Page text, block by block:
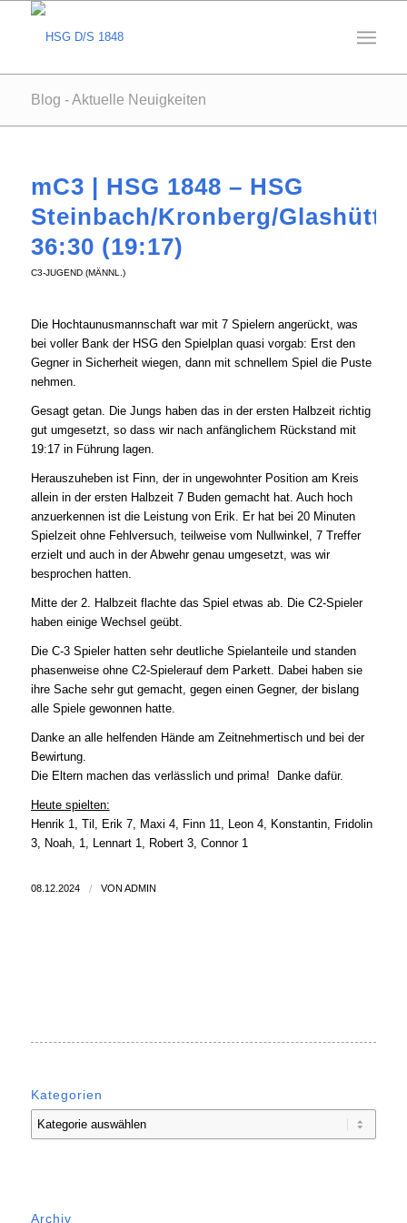
Blog - Aktuelle Neuigkeiten
mC3 | HSG 1848 – HSG
Steinbach/Kronberg/
36:30 (19:17)
C3-JUGEND (MÄNNL.)
Die Hochtaunusmannschaft war mit 7 Spielern angerückt, was
bei voller Bank der HSG den Spielplan quasi vorgab: Erst den
Gegner in Sicherheit wiegen, dann mit schnellem Spiel die Puste
nehmen.
Gesagt getan. Die Jungs haben das in der ersten Halbzeit richtig
gut umgesetzt, so dass wir nach anfänglichem Rückstand mit
19:17 in Führung lagen.
Herauszuheben ist Finn, der in ungewohnter Position am Kreis
allein in der ersten Halbzeit 7 Buden gemacht hat. Auch hoch
anzuerkennen ist die Leistung von Erik. Er hat bei 20 Minuten
Spielzeit ohne Fehlversuch, teilweise vom Nullwinkel, 7 Treffer
erzielt und auch in der Abwehr genau umgesetzt, was wir
besprochen hatten.
Mitte der 2. Halbzeit flachte das Spiel etwas ab. Die C2-Spieler
haben einige Wechsel geübt.
Die C-3 Spieler hatten sehr deutliche Spielanteile und standen
phasenweise ohne C2-Spielerauf dem Parkett. Dabei haben sie
ihre Sache sehr gut gemacht, gegen einen Gegner, der bislang
alle Spiele gewonnen hatte.
Danke an alle helfenden Hände am Zeitnehmertisch und bei der
Bewirtung.
Die Eltern machen das verlässlich und prima! Danke dafür.
Heute spielten:
Henrik 1, Til, Erik 7, Maxi 4, Finn 11, Leon 4, Konstantin, Fridolin
3, Noah, 1, Lennart 1, Robert 3, Connor 1
08.12.2024 / VON ADMIN
Kategorien
Kategorien
Archiv